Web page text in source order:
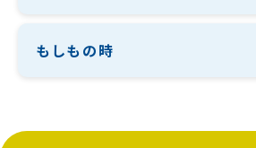
もしもの時